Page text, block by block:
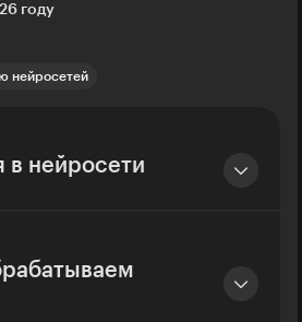
году
нейросетей
в нейросети